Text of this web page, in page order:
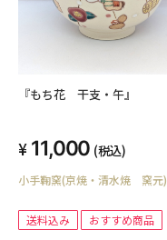
『もち花 干支・午』
11,000 (税込)
小手鞠窯(京焼・清水焼 窯元)
送料込み おすすめ商品